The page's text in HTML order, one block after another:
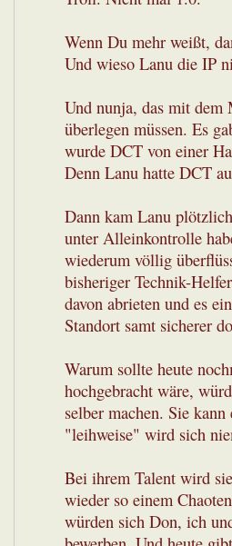
Wenn Du mehr weißt,
Und wieso Lanu die IP
Und nunja, das mit dem
überlegen müssen. Es
wurde DCT von einer
Denn Lanu hatte DCT
Dann kam Lanu
unter Alleinkontrolle
wiederum völlig
bisheriger Technik-
davon abrieten und es
Standort samt sicherer
Warum sollte heute
hochgebracht wäre,
selber machen. Sie
"leihweise" wird sich
Bei ihrem Talent wird
wieder so einem
würden sich Don, ich